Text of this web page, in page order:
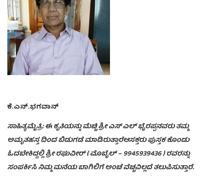
ಕೆ.ಎನ್.ಭಗವಾನ್
ಸಾಹಿತ್ಯಮೈತ್ರಿ: ಈ ಕೃತಿಯನ್ನು ಮೆಚ್ಚಿ ಶ್ರೀ ಎಸ್ ಎಲ್ ಭೈರಪ್ಪನವರು ತಮ್ಮ
ಅಮೃತಹಸ್ತ ದಿಂದ ಬಿಡುಗಡೆ ಮಾಡಿರುತ್ತಾರೆಆಸಕ್ತರು ಪುಸ್ತಕ ಕೊಂಡು
ಓದಬೇಕಿದ್ದಲ್ಲಿ ಶ್ರೀ ರಘುವೀರ್ ( ಮೊಬೈಲ್ – 9945939436 ) ರವರನ್ನು
ಸಂಪರ್ಕಿಸಿ ನಿಮ್ಮ ಮನೆಯ ಬಾಗಿಲಿಗೆ ಅಂಚೆ ವೆಚ್ಚವಿಲ್ಲದೆ ತಲುಪಿಸುತ್ತಾರೆ.